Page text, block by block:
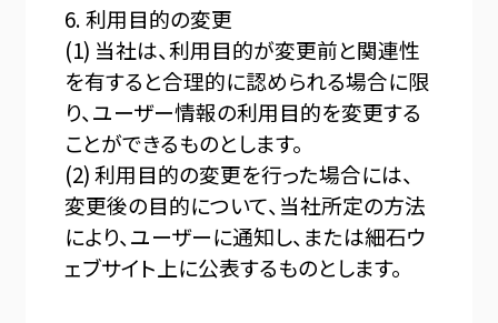
6. 利用目的の変更
(1) 当社は、利用目的が変更前と関連性
を有すると合理的に認められる場合に限
り、ユーザー情報の利用目的を変更する
ことができるものとします。
(2) 利用目的の変更を行った場合には、
変更後の目的について、当社所定の方法
により、ユーザーに通知し、または細石ウ
ェブサイト上に公表するものとします。